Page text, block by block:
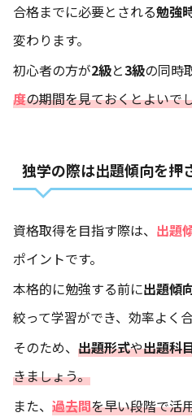
合格までに必要とされる勉強
変わります。
初心者の方が2級と3級の同時
度の期間を見ておくとよいで
独学の際は出題傾向を押
資格取得を目指す際は、 出題
ポイントです。
本格的に勉強する前に出題傾
絞って学習ができ、効率よく
そのため、 出題形式や出題科
きましょう。
また、 過去問を早い段階で活